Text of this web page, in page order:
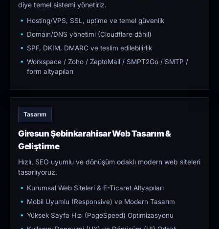
diye temel sistemi yönetiriz.
Hosting/VPS, SSL, uptime ve temel güvenlik
Domain/DNS yönetimi (Cloudflare dâhil)
SPF, DKIM, DMARC ve teslim edilebilirlik
Workspace / Zoho / ZeptoMail / SMPT2Go / SMTP /
form altyapıları
Tasarım
Giresun Şebinkarahisar Web Tasarım &
Geliştirme
Hızlı, SEO uyumlu ve dönüşüm odaklı modern web siteleri
tasarlıyoruz.
Kurumsal Web Siteleri & E-Ticaret Altyapıları
Mobil Uyumlu (Responsive) ve Modern Tasarım
Yüksek Sayfa Hızı (PageSpeed) Optimizasyonu